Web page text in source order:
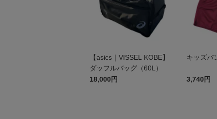
【asics｜VISSEL KOBE】
ダッフルバッグ（60L）
18,000円
キッズパ
3,740円